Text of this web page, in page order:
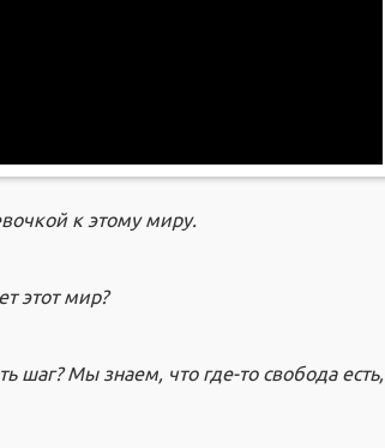
к этому миру.
этот мир?
шаг? Мы знаем, что где-то свобода есть,